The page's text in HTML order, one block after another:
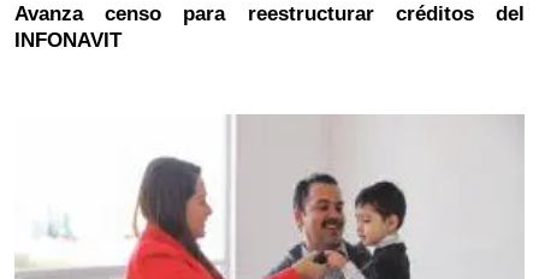
Avanza censo para reestructurar créditos del
INFONAVIT